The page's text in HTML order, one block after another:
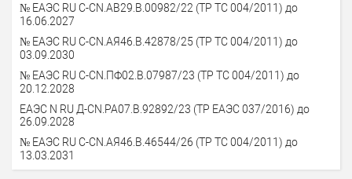
№ ЕАЭС RU C-CN.АВ29.В.00982/22 (ТР ТС 004/2011) до
16.06.2027
№ ЕАЭС RU С-CN.АЯ46.В.42878/25 (ТР ТС 004/2011) до
03.09.2030
№ ЕАЭС RU С-CN.ПФ02.В.07987/23 (ТР ТС 004/2011) до
20.12.2028
ЕАЭС N RU Д-CN.РА07.В.92892/23 (ТР ЕАЭС 037/2016) до
26.09.2028
№ ЕАЭС RU C-CN.AЯ46.В.46544/26 (ТР ТС 004/2011) до
13.03.2031